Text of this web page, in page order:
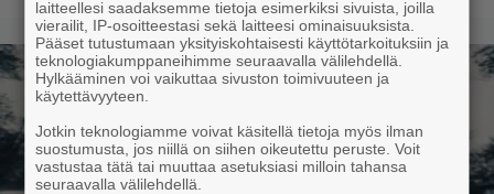
laitteellesi saadaksemme tietoja esimerkiksi sivuista, joilla
vierailit, IP-osoitteestasi sekä laitteesi ominaisuuksista.
Pääset tutustumaan yksityiskohtaisesti käyttötarkoituksiin ja
teknologiakumppaneihimme seuraavalla välilehdellä.
Hylkääminen voi vaikuttaa sivuston toimivuuteen ja
käytettävyyteen.
Jotkin teknologiamme voivat käsitellä tietoja myös ilman
suostumusta, jos niillä on siihen oikeutettu peruste. Voit
vastustaa tätä tai muuttaa asetuksiasi milloin tahansa
seuraavalla välilehdellä.